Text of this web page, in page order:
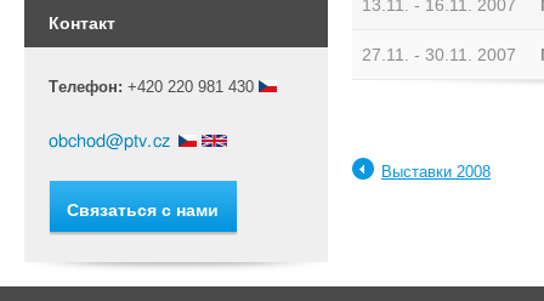
Контакт
Tелефон: +420 220 981 430
Cвязаться с нами
13.11. - 16.11. 2007
27.11. - 30.11. 2007
Bыставки 2008